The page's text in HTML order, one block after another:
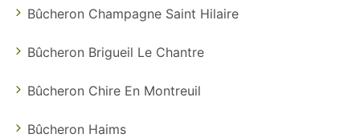
Bûcheron Champagne Saint Hilaire
Bûcheron Brigueil Le Chantre
Bûcheron Chire En Montreuil
Bûcheron Haims